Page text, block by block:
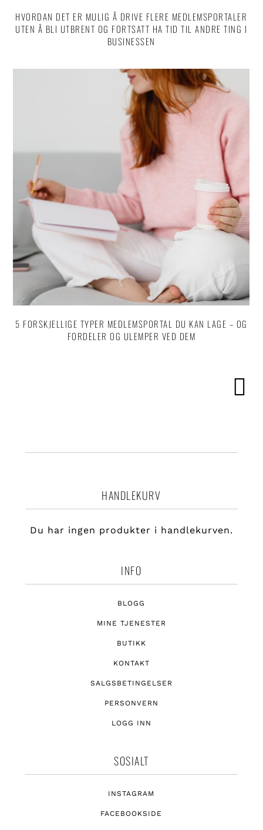
HVORDAN DET ER MULIG Å DRIVE FLERE MEDLEMSPORTALER
UTEN Å BLI UTBRENT OG FORTSATT HA TID TIL ANDRE TING I
BUSINESSEN
5 FORSKJELLIGE TYPER MEDLEMSPORTAL DU KAN LAGE – OG
FORDELER OG ULEMPER VED DEM
HANDLEKURV
Du har ingen produkter i handlekurven.
INFO
BLOGG
MINE TJENESTER
BUTIKK
KONTAKT
SALGSBETINGELSER
PERSONVERN
LOGG INN
SOSIALT
INSTAGRAM
FACEBOOKSIDE